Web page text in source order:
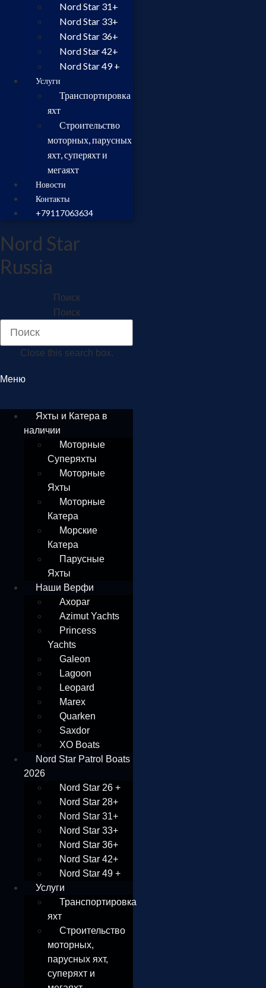
Nord Star 31+
Nord Star 33+
Nord Star 36+
Nord Star 42+
Nord Star 49 +
Услуги
Транспортировка
яхт
Строительство
моторных, парусных
яхт, суперяхт и
мегаяхт
Новости
Контакты
+79117063634
Nord Star
Russia
Поиск
Поиск
Close this search box.
Меню
Яхты и Катера в
наличии
Моторные
Суперяхты
Моторные
Яхты
Моторные
Катера
Морские
Катера
Парусные
Яхты
Наши Верфи
Axopar
Azimut Yachts
Princess
Yachts
Galeon
Lagoon
Leopard
Marex
Quarken
Saxdor
XO Boats
Nord Star Patrol Boats
2026
Nord Star 26 +
Nord Star 28+
Nord Star 31+
Nord Star 33+
Nord Star 36+
Nord Star 42+
Nord Star 49 +
Услуги
Транспортировка
яхт
Строительство
моторных,
парусных яхт,
суперяхт и